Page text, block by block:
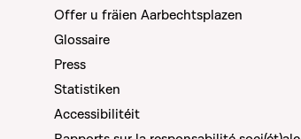
Offer u fräien Aarbechtsplazen
Glossaire
Press
Statistiken
Accessibilitéit